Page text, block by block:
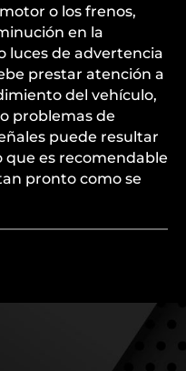
o los frenos,
en la
luces de advertencia
prestar atención a
del vehículo,
problemas de
puede resultar
que es recomendable
pronto como se